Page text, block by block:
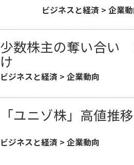
ビジネスと経済> 企業
少数株主の奪い合い
け
ビジネスと経済 >企業動向
「ユニゾ株」高値推
ビジネスと経済 >企業動向